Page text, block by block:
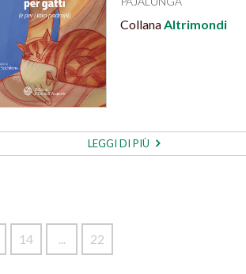
CollanaAltrimondi
LEGGI DI PIÙ
14 ... 22